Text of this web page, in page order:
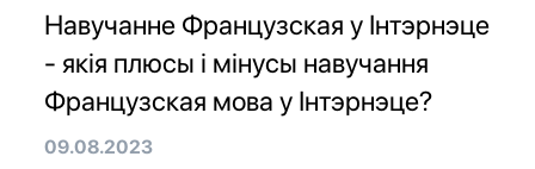
Навучанне Французская у Інтэрнэце
- якія плюсы і мінусы навучання
Французская мова у Інтэрнэце?
09.08.2023